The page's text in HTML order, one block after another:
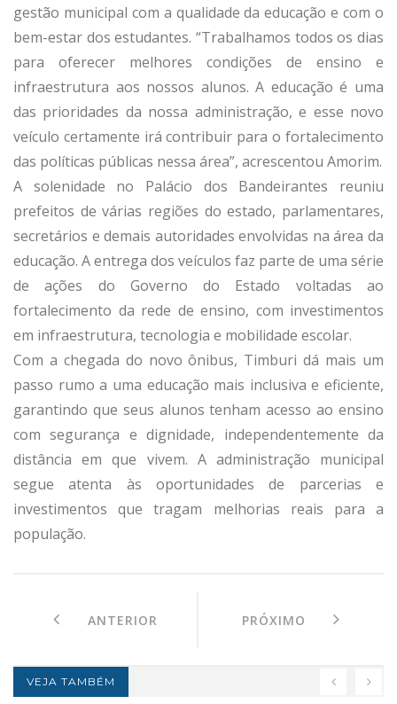
gestão municipal com a qualidade da educação e com o
bem-estar dos estudantes. “Trabalhamos todos os dias
para oferecer melhores condições de ensino e
infraestrutura aos nossos alunos. A educação é uma
das prioridades da nossa administração, e esse novo
veículo certamente irá contribuir para o fortalecimento
das políticas públicas nessa área”, acrescentou Amorim.
A solenidade no Palácio dos Bandeirantes reuniu
prefeitos de várias regiões do estado, parlamentares,
secretários e demais autoridades envolvidas na área da
educação. A entrega dos veículos faz parte de uma série
de ações do Governo do Estado voltadas ao
fortalecimento da rede de ensino, com investimentos
em infraestrutura, tecnologia e mobilidade escolar.
Com a chegada do novo ônibus, Timburi dá mais um
passo rumo a uma educação mais inclusiva e eficiente,
garantindo que seus alunos tenham acesso ao ensino
com segurança e dignidade, independentemente da
distância em que vivem. A administração municipal
segue atenta às oportunidades de parcerias e
investimentos que tragam melhorias reais para a
população.
ANTERIOR PRÓXIMO
VEJA TAMBÉM